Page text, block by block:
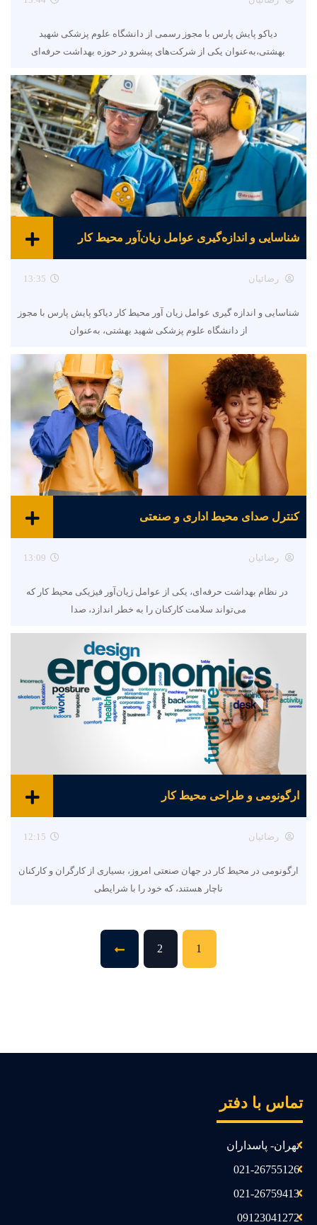
دیاکو پایش پارس با مجوز رسمی از دانشگاه علوم پزشکی شهید
بهشتی،به‌عنوان یکی از شرکت‌های پیشرو در حوزه بهداشت حرفه‌ای
شناسایی و اندازه‌گیری عوامل زیان‌آور محیط کار
رضائیان 13:35
شناسایی و اندازه گیری عوامل زیان آور محیط کار دیاکو پایش پارس با مجوز
از دانشگاه علوم پزشکی شهید بهشتی، به‌عنوان
کنترل صدای محیط اداری و صنعتی
رضائیان 13:09
در نظام بهداشت حرفه‌ای، یکی از عوامل زیان‌آور فیزیکی محیط کار که
می‌تواند سلامت کارکنان را به خطر اندازد، صدا
ارگونومی و طراحی محیط کار
رضائیان 12:15
ارگونومی در محیط کار در جهان صنعتی امروز، بسیاری از کارگران و کارکنان
ناچار هستند، که خود را با شرایطی
با دفتر
تهران- پاسداران
021-26755126
021-26759413
09123041272